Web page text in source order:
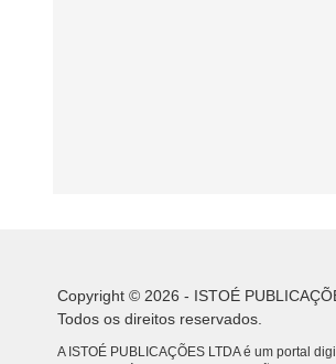
Copyright © 2026 - ISTOÉ
Todos os direitos reservados.
A ISTOÉ PUBLICAÇÕES LTDA é um portal